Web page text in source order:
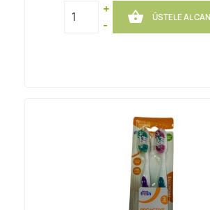
+
-
 ÚSTELE AL